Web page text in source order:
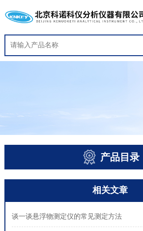
产品目录
相关文章
谈一谈悬浮物测定仪的常见测定方法